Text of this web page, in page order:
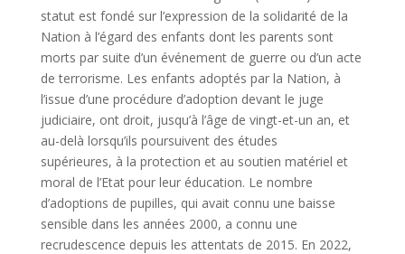
statut est fondé sur l’expression de la solidarité de la
Nation à l’égard des enfants dont les parents sont
morts par suite d’un événement de guerre ou d’un acte
de terrorisme. Les enfants adoptés par la Nation, à
l’issue d’une procédure d’adoption devant le juge
judiciaire, ont droit, jusqu’à l’âge de vingt-et-un an, et
au-delà lorsqu’ils poursuivent des études
supérieures, à la protection et au soutien matériel et
moral de l’Etat pour leur éducation. Le nombre
d’adoptions de pupilles, qui avait connu une baisse
sensible dans les années 2000, a connu une
recrudescence depuis les attentats de 2015. En 2022,